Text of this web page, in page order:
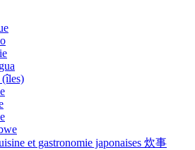
(îles)
et gastronomie japonaises 炊事